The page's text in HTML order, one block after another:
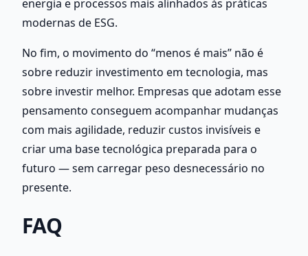
energia e processos mais alinhados às práticas
modernas de ESG.
No fim, o movimento do “menos é mais” não é
sobre reduzir investimento em tecnologia, mas
sobre investir melhor. Empresas que adotam esse
pensamento conseguem acompanhar mudanças
com mais agilidade, reduzir custos invisíveis e
criar uma base tecnológica preparada para o
futuro — sem carregar peso desnecessário no
presente.
FAQ